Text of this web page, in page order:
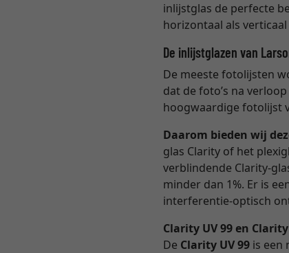
inlijstglas de perfecte
horizontaal als
De inlijstglazen van
De meeste fotolijsten
dat de foto’s na
hoogwaardige fotolijst
Daarom bieden wij
glas Clarity of het
verblindende Clarity-
minder dan 1%. Er is
interferentie-optisch
Clarity UV 99 en
De Clarity UV 99 is een